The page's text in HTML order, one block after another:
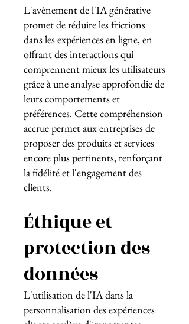
L'avènement de l'IA générative
promet de réduire les frictions
dans les expériences en ligne, en
offrant des interactions qui
comprennent mieux les utilisateurs
grâce à une analyse approfondie de
leurs comportements et
préférences. Cette compréhension
accrue permet aux entreprises de
proposer des produits et services
encore plus pertinents, renforçant
la fidélité et l'engagement des
clients.
Éthique et
protection des
données
L'utilisation de l'IA dans la
personnalisation des expériences